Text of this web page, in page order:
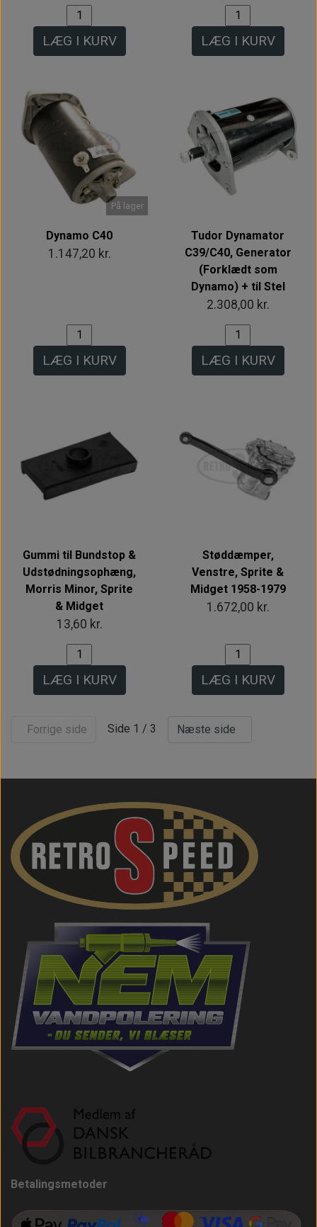
LÆG I KURV LÆG I KURV
På lager
Dynamo C40
1.147,20 kr.
LÆG I KURV
Tudor Dynamator
C39/C40, Generator
(Forklædt som
Dynamo) + til Stel
2.308,00 kr.
LÆG I KURV
Gummi til Bundstop &
Udstødningsophæng,
Morris Minor, Sprite
& Midget
13,60 kr.
LÆG I KURV
Støddæmper,
Venstre, Sprite &
Midget 1958-1979
1.672,00 kr.
LÆG I KURV
Forrige side Side 1 / 3 Næste side
Betalingsmetoder